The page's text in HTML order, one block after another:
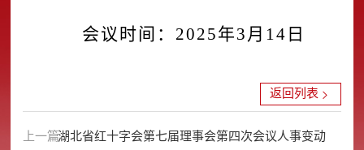
会议时间： 2025年3 月 14 日
上一篇：湖北省红十字会第七届理事会第四次会议人事变动
返回列表